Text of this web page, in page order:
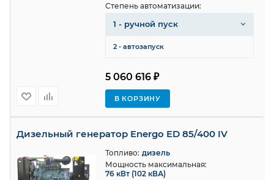
5 060 616 ₽
В КОРЗИНУ
Степень автоматизации:
1 - ручной пуск
2 - автозапуск
Дизельный генератор Energo ED 85/400 IV
Топливо: дизель
Мощность максимальная:
76 кВт (102 кВА)